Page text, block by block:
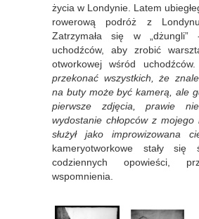
życia w Londynie. Latem
rowerową podróż z
Zatrzymała się w
uchodźców, aby zrobić
otworkowej wśród uchodźców.
przekonać wszystkich, że
na buty może być kamerą, ale
pierwsze zdjęcia, prawie
wydostanie chłopców z
służył jako improwizowana
kameryotworkowe stały się
codziennych opowieści,
wspomnienia.